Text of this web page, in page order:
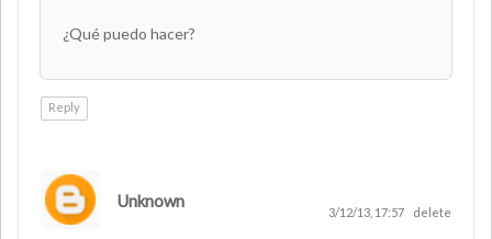
¿Qué puedo hacer?
Reply
Unknown
3/12/13, 17:57 delete